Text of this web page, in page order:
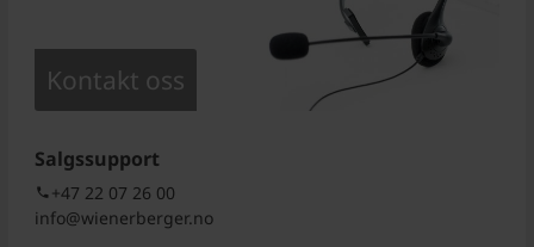
Kontakt oss
Salgssupport
+47 22 07 26 00
info@wienerberger.no